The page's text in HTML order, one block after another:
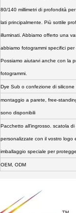
80/140 millimetri di profondità
lati principalmente. Più sottile
illuminati. Abbiamo offerto una
abbiamo fotogrammi specifici per
Possiamo aiutarvi anche con la
fotogrammi.
Dye Sub o confezione di silicone
montaggio a parete, free-
sono disponibili
Pacchetto all'ingrosso. scatola di
personalizzate con il vostro logo
imballaggio speciale per
OEM, ODM